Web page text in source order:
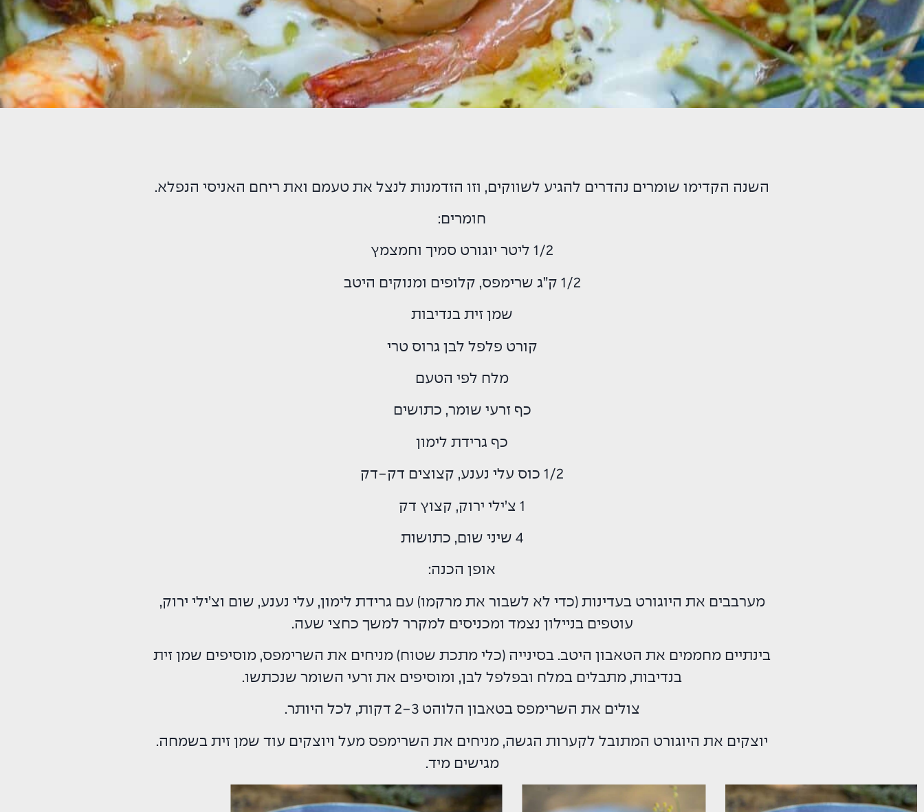
השנה הקדימו שומרים נהדרים להגיע לשווקים, וזו הזדמנות לנצל את טעמם ואת ריחם האניסי הנפלא.
חומרים:
1/2 ליטר יוגורט סמיך וחמצמץ
1/2 ק”ג שרימפס, קלופים ומנוקים היטב
שמן זית בנדיבות
קורט פלפל לבן גרוס טרי
מלח לפי הטעם
כף זרעי שומר, כתושים
כף גרידת לימון
1/2 כוס עלי נענע, קצוצים דק-דק
1 צ’ילי ירוק, קצוץ דק
4 שיני שום, כתושות
אופן הכנה:
מערבבים את היוגורט בעדינות (כדי לא לשבור את מרקמו) עם גרידת לימון, עלי נענע, שום וצ’ילי ירוק,
עוטפים בניילון נצמד ומכניסים למקרר למשך כחצי שעה.
בינתיים מחממים את הטאבון היטב. בסינייה (כלי מתכת שטוח) מניחים את השרימפס, מוסיפים שמן זית
בנדיבות, מתבלים במלח ובפלפל לבן, ומוסיפים את זרעי השומר שנכתשו.
צולים את השרימפס בטאבון הלוהט 2-3 דקות, לכל היותר.
יוצקים את היוגורט המתובל לקערות הגשה, מניחים את השרימפס מעל ויוצקים עוד שמן זית בשמחה.
מגישים מיד.